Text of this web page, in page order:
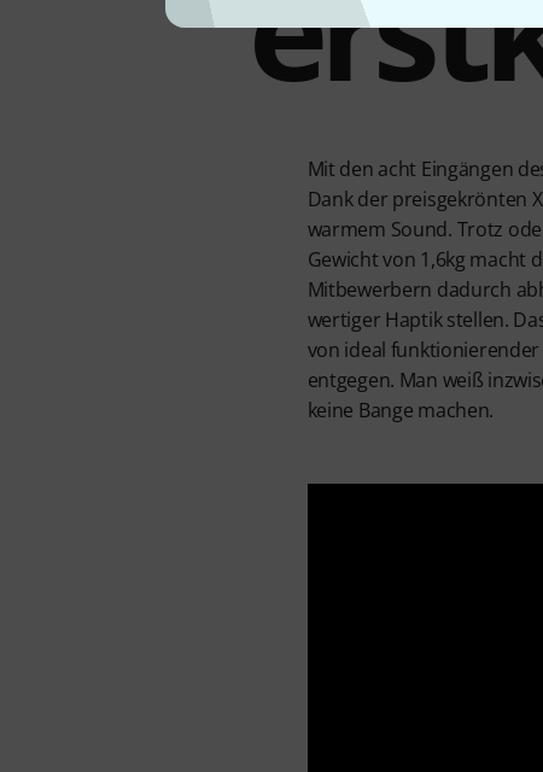
Mit den acht Eingängen
Dank der preisgekrönten
warmem Sound. Trotz
Gewicht von 1,6kg macht
Mitbewerbern dadurch
wertiger Haptik stellen.
von ideal
entgegen. Man weiß
keine Bange machen.